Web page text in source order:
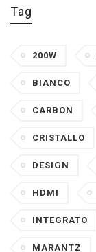
Tag
200W
BIANCO
CARBON
CRISTALLO
DESIGN
HDMI
INTEGRATO
MARANTZ